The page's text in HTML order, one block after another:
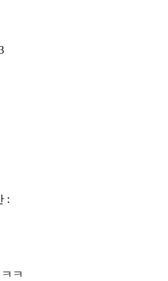
:
ㅋ